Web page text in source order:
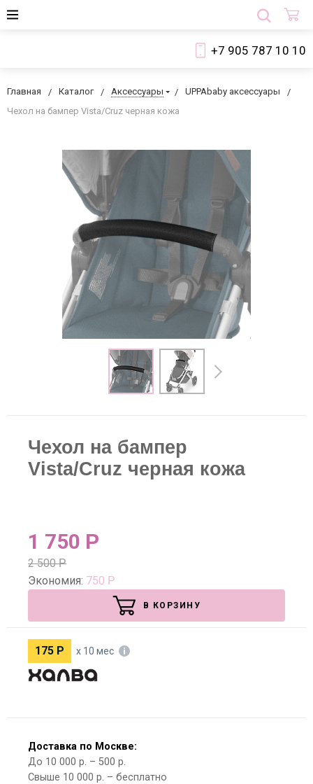
+7 905 787 10 10
Главная Каталог Аксессуары
UPPAbaby аксессуары
Чехол на бампер Vista/Cruz черная кожа
Чехол на бампер
Vista/Cruz черная кожа
1 750 Р
2 500Р
Экономия: 750 Р
В КОРЗИНУ
175 Р х 10 мес
Доставка по Москве:
До 10 000 р. – 500 р.
Свыше 10 000 р. – бесплатно